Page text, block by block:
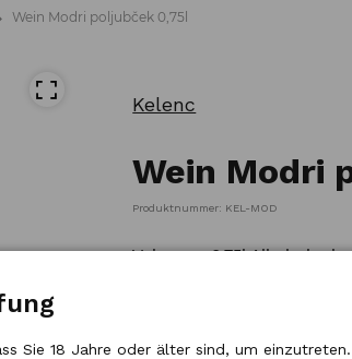
Wein Modri poljubček 0,75l
Kelenc
Wein Modri
Produktnummer: KEL-MOD
Volumen: 0,75l
12, 90 Stück
Sie 18 Jahre oder älter sind, um einzutreten.